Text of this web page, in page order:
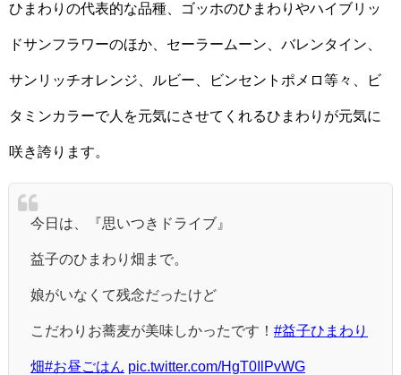
ひまわりの代表的な品種、ゴッホのひまわりやハイブリッ
ドサンフラワーのほか、セーラームーン、バレンタイン、
サンリッチオレンジ、ルビー、ビンセントポメロ等々、ビ
タミンカラーで人を元気にさせてくれるひまわりが元気に
咲き誇ります。
今日は、『思いつきドライブ』
益子のひまわり畑まで。
娘がいなくて残念だったけど
こだわりお蕎麦が美味しかったです！ #益子ひまわり
畑#お昼ごはん pic.twitter.com/HgT0IlPvWG